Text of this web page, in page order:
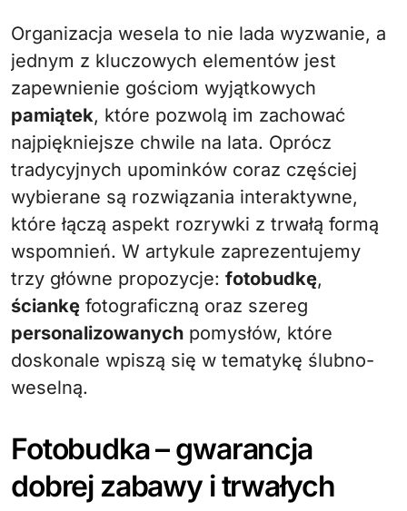
Organizacja wesela to nie lada wyzwanie, a
jednym z kluczowych elementów jest
zapewnienie gościom wyjątkowych
pamiątek, które pozwolą im zachować
najpiękniejsze chwile na lata. Oprócz
tradycyjnych upominków coraz częściej
wybierane są rozwiązania interaktywne,
które łączą aspekt rozrywki z trwałą formą
wspomnień. W artykule zaprezentujemy
trzy główne propozycje: fotobudkę,
ściankę fotograficzną oraz szereg
personalizowanych pomysłów, które
doskonale wpiszą się w tematykę ślubno-
weselną.
Fotobudka – gwarancja
dobrej zabawy i trwałych